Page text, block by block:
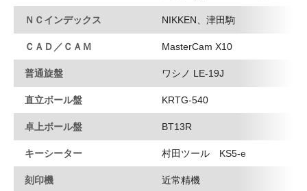
ＮＣインデックス NIKKEN、津田駒
ＣＡＤ／ＣＡＭ MasterCam X10
普通旋盤 ワシノ LE-19J
直立ボール盤 KRTG-540
卓上ボール盤 BT13R
キーシーター 村田ツール KS5-e
刻印機 近常精機